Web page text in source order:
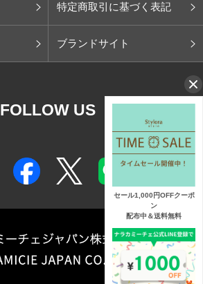
特定商取引に基づく表記
ブランドサイト
FOLLOW US
セール1,000円OFFクーポ
ン
配布中＆送料無料